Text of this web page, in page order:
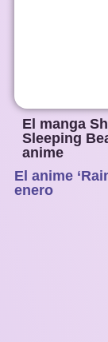
El manga
Sleeping
anime
El anime
enero